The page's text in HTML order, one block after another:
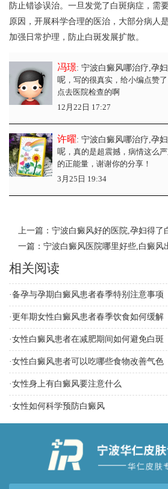
防止错诊误治。一旦发觉了白斑病症，需
原因，开展科学合理的医治，大部分病人
加强日常护理，防止白斑发展扩散。
冯璟: 宁波白癜风哪治疗,孕
呢，写的很真实，给小编点赞
点去医院检查的啊
12月22日 17:27
许曜: 宁波白癜风哪治疗,孕
呢，真的是超震撼，病情这么
的正能量，谢谢你的分享！
3月25日 19:34
上一篇： 宁波白癜风好的医院,孕妇得了
一篇： 宁波白癜风医院哪里好些,白癜风
相关阅读
·备孕与孕期白癜风患者春季特别注意事项
· 更年期女性白癜风患者春季饮食如何缓解
·女性白癜风患者在减肥期间如何避免白斑
·女性白癜风患者可以吃哪些食物改善气色
·女性身上有白癜风要注意什么
·女性如何科学预防白癜风